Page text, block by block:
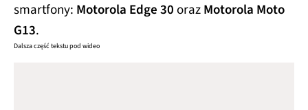
smartfony: Motorola Edge 30orazMotorola Moto
G13.
Dalsza część tekstu pod wideo